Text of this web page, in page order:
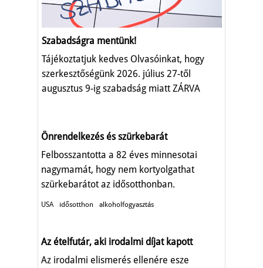
Szabadságra mentünk!
Tájékoztatjuk kedves Olvasóinkat, hogy
szerkesztőségünk 2026. július 27-től
augusztus 9-ig szabadság miatt ZÁRVA
Önrendelkezés és szürkebarát
Felbosszantotta a 82 éves minnesotai
nagymamát, hogy nem kortyolgathat
szürkebarátot az idősotthonban.
USA idősotthon alkoholfogyasztás
Az ételfutár, aki irodalmi díjat kapott
Az irodalmi elismerés ellenére esze